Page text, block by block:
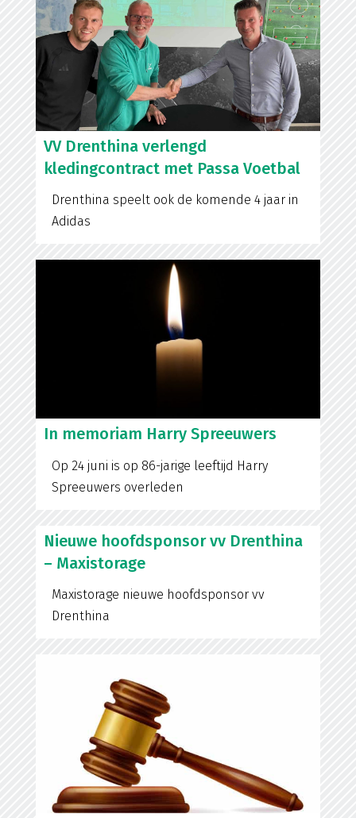
VV Drenthina verlengd
kledingcontract met Passa Voetbal
Drenthina speelt ook de komende 4 jaar in
Adidas
In memoriam Harry Spreeuwers
Op 24 juni is op 86-jarige leeftijd Harry
Spreeuwers overleden
Nieuwe hoofdsponsor vv Drenthina
– Maxistorage
Maxistorage nieuwe hoofdsponsor vv
Drenthina